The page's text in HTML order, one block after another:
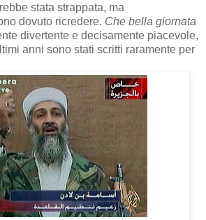
stata strappata, ma
dovuto ricredere. Che bella giornata
divertente e decisamente piacevole,
anni sono stati scritti raramente per